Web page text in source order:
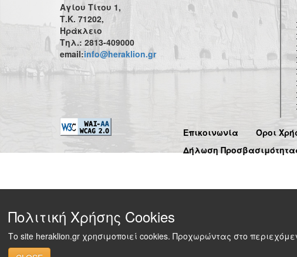
Αγίου Τίτου 1,
Τ.Κ. 71202,
Ηράκλειο
Τηλ.: 2813-409000
email:info@heraklion.gr
Επικοινωνία
Όροι
Δήλωση
Πολιτική Χρήσης Cookies
Το site heraklion.gr χρησιμοποιεί cookies. Προχωρώντας στο